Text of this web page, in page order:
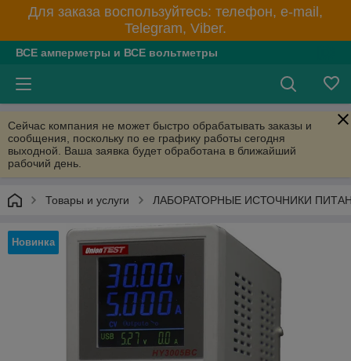
Для заказа воспользуйтесь: телефон, e-mail,
Telegram, Viber.
ВСЕ амперметры и ВСЕ вольтметры
Сейчас компания не может быстро обрабатывать заказы и
сообщения, поскольку по ее графику работы сегодня
выходной. Ваша заявка будет обработана в ближайший
рабочий день.
Товары и услуги ЛАБОРАТОРНЫЕ ИСТОЧНИКИ
Новинка